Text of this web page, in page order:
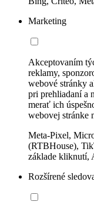
Marketing
Akceptovaním
reklamy,
webové stránky
pri prehliadaní a
merať ich
webovej stránke
Meta-Pixel,
(RTBHouse),
základe kliknutí,
Rozšírené